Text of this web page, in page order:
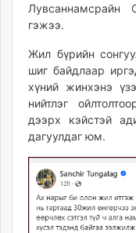
toim.mn
tac.mn
paparazzi.mn
unread.today
гэжээ.
Жил бүрийн
шиг байдлаар
хүний жинхэнэ
нийтлэг
дээрх кэйстэй
дагуулдаг юм.